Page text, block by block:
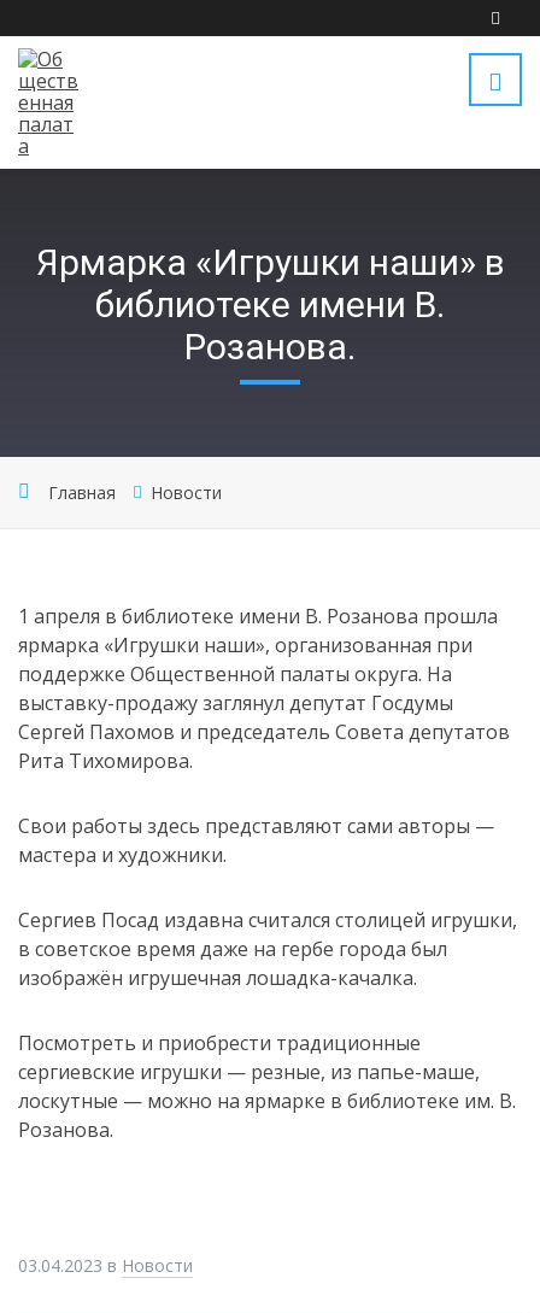
Ярмарка «Игрушки наши» в
библиотеке имени В.
Розанова.
Главная Новости
1 апреля в библиотеке имени В. Розанова прошла
ярмарка «Игрушки наши», организованная при
поддержке Общественной палаты округа. На
выставку-продажу заглянул депутат Госдумы
Сергей Пахомов и председатель Совета депутатов
Рита Тихомирова.
Свои работы здесь представляют сами авторы —
мастера и художники.
Сергиев Посад издавна считался столицей игрушки,
в советское время даже на гербе города был
изображён игрушечная лошадка-качалка.
Посмотреть и приобрести традиционные
сергиевские игрушки — резные, из папье-маше,
лоскутные — можно на ярмарке в библиотеке им. В.
Розанова.
03.04.2023 в Новости